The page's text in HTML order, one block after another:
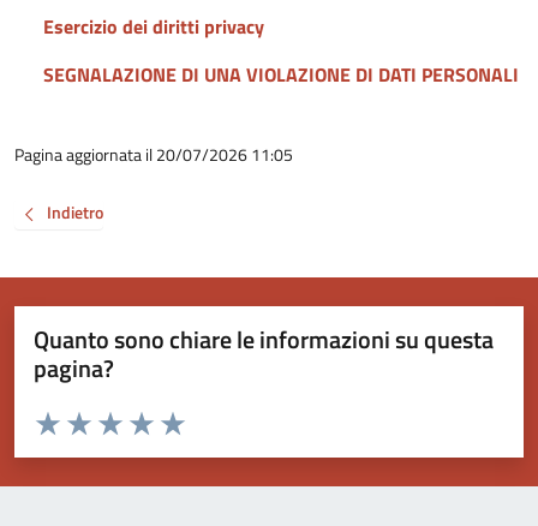
Esercizio dei diritti privacy
SEGNALAZIONE DI UNA VIOLAZIONE DI DATI PERSONALI
Pagina aggiornata il 20/07/2026 11:05
Indietro
Quanto sono chiare le informazioni su questa
pagina?
Valuta da 1 a 5 stelle la pagina
Valuta 5 stelle su 5
Valuta 4 stelle su 5
Valuta 3 stelle su 5
Valuta 2 stelle su 5
Valuta 1 stelle su 5